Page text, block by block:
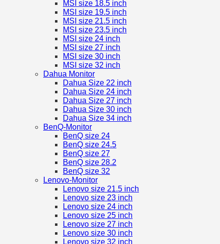
MSI size 18.5 inch
MSI size 19.5 inch
MSI size 21.5 inch
MSI size 23.5 inch
MSI size 24 inch
MSI size 27 inch
MSI size 30 inch
MSI size 32 inch
Dahua Monitor
Dahua Size 22 inch
Dahua Size 24 inch
Dahua Size 27 inch
Dahua Size 30 inch
Dahua Size 34 inch
BenQ-Monitor
BenQ size 24
BenQ size 24.5
BenQ size 27
BenQ size 28.2
BenQ size 32
Lenovo-Monitor
Lenovo size 21.5 inch
Lenovo size 23 inch
Lenovo size 24 inch
Lenovo size 25 inch
Lenovo size 27 inch
Lenovo size 30 inch
Lenovo size 32 inch